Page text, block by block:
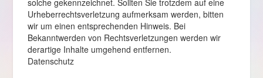
solche gekennzeichnet. Sollten Sie trotzdem auf eine
Urheberrechtsverletzung aufmerksam werden, bitten
wir um einen entsprechenden Hinweis. Bei
Bekanntwerden von Rechtsverletzungen werden wir
derartige Inhalte umgehend entfernen.
Datenschutz